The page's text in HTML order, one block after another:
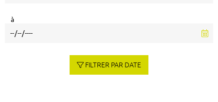
à
FILTRER PAR DATE